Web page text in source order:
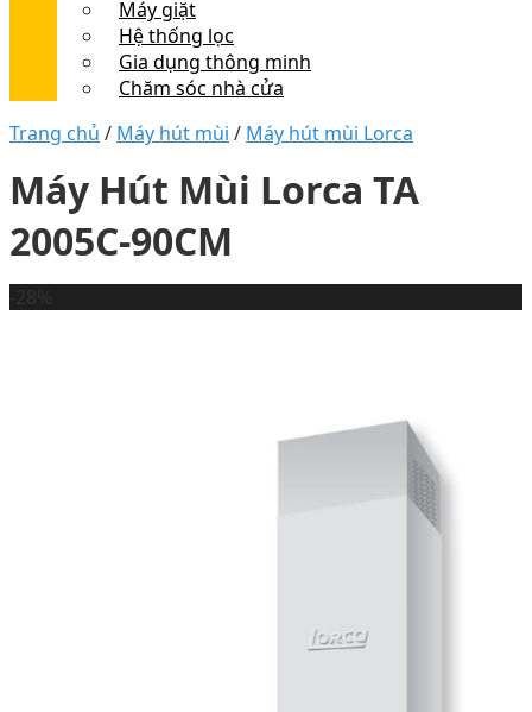
Máy giặt
Hệ thống lọc
Gia dụng thông minh
Chăm sóc nhà cửa
Trang chủ / Máy hút mùi / Máy hút mùi Lorca
Máy Hút Mùi Lorca TA
2005C-90CM